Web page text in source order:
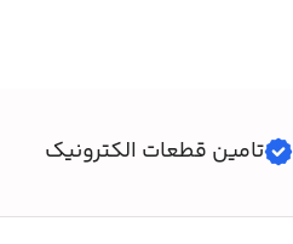
تامین قطعات الکترونیک